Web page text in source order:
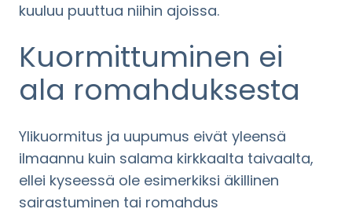
kuuluu puuttua niihin ajoissa.
Kuormittuminen ei
ala romahduksesta
Ylikuormitus ja uupumus eivät yleensä
ilmaannu kuin salama kirkkaalta taivaalta,
ellei kyseessä ole esimerkiksi äkillinen
sairastuminen tai romahdus